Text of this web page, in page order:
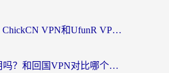
海外党必看：ChickCN VPN和UfunR VPN对比哪个回国效果更好？附实用选择指南
云极VPN好用吗？和回国VPN对比哪个回国效果更好？海外党亲测避坑指南